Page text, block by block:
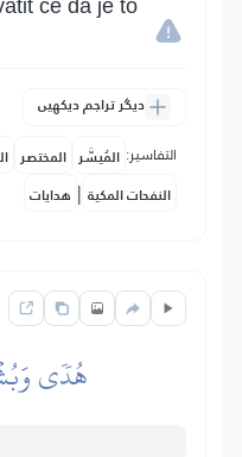
će da je to
دیگر تراجم دیکھیں
التفاسير: المُيسَّر المختصر
النفحات المكية | هدايات
هُدٗى